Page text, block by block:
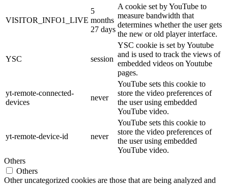
VISITOR_INFO1_LIVE
5
months
27 days
A cookie set by YouTube to
measure bandwidth that
determines whether the user gets
the new or old player interface.
YSC session
YSC cookie is set by Youtube
and is used to track the views of
embedded videos on Youtube
pages.
yt-remote-connected-
devices
never
YouTube sets this cookie to
store the video preferences of
the user using embedded
YouTube video.
yt-remote-device-id never
YouTube sets this cookie to
store the video preferences of
the user using embedded
YouTube video.
Others
Others
Other uncategorized cookies are those that are being analyzed and